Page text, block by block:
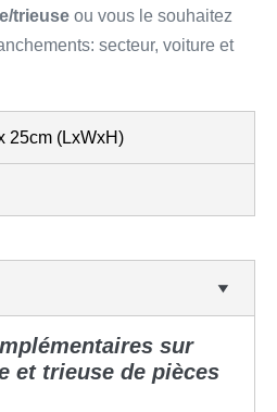
trieuse ou vous le souhaitez
secteur, voiture et
25cm (LxWxH)
sur
et trieuse de pièces